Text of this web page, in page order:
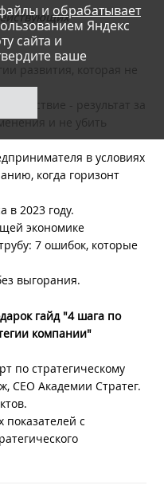
развития, которая не
действие - результат за
и не убить
в условиях
когда горизонт
в 2023 году.
экономике
7 ошибок, которые
выгорания.
гайд "4 шага по
компании"
по стратегическому
CEO Академии Стратег.
с
и обрабатывает
Яндекс
сайта и
ваше